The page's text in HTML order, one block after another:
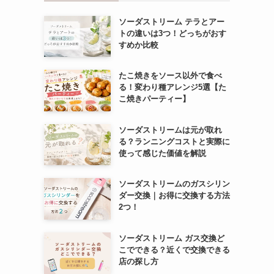
ソーダストリーム テラとアー
トの違いは3つ！どっちがおす
すめか比較
たこ焼きをソース以外で食べ
る！変わり種アレンジ5選【た
こ焼きパーティー】
ソーダストリームは元が取れ
る？ランニングコストと実際に
使って感じた価値を解説
ソーダストリームのガスシリン
ダー交換｜お得に交換する方法
2つ！
ソーダストリーム ガス交換ど
こでできる？近くで交換できる
店の探し方